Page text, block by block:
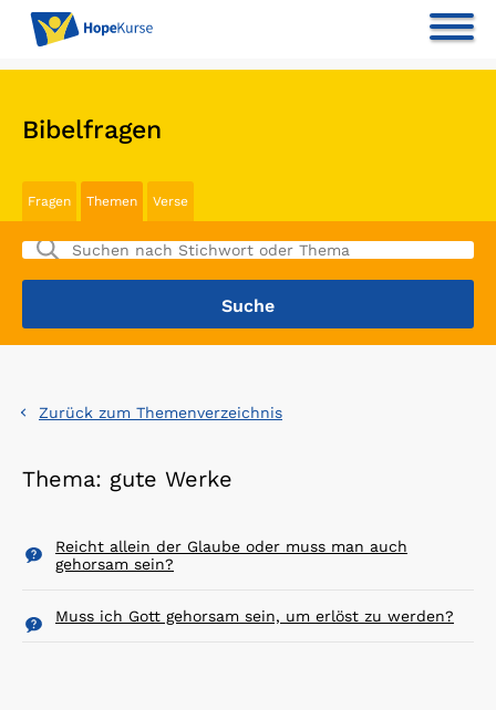
Bibelfragen
Fragen Themen Verse
Zurück zum Themenverzeichnis
Thema: gute Werke
Reicht allein der Glaube oder muss man auch
gehorsam sein?
Muss ich Gott gehorsam sein, um erlöst zu werden?